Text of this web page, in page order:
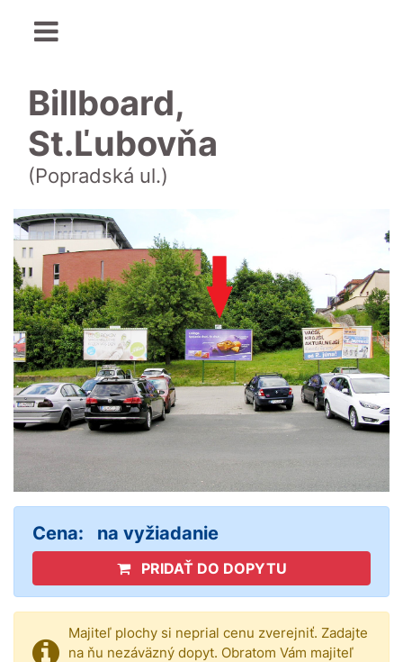
Billboard,
St.Ľubovňa
(Popradská ul.)
Cena: na vyžiadanie
PRIDAŤ DO DOPYTU
Majiteľ plochy si neprial cenu zverejniť. Zadajte
na ňu nezáväzný dopyt. Obratom Vám majiteľ